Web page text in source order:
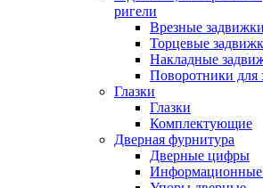
ригели
Врезные задвижки
Торцевые
Накладные
Поворотники для
Глазки
Глазки
Комплектующие
Дверная фурнитура
Дверные цифры
Информационные